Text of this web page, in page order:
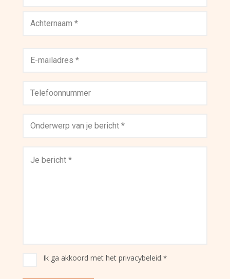
Telefoon
Onderwerp
Instemming*
Ik ga akkoord met het privacybeleid.*